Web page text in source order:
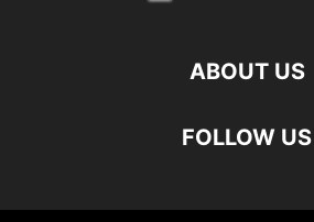
ABOUT US
FOLLOW US